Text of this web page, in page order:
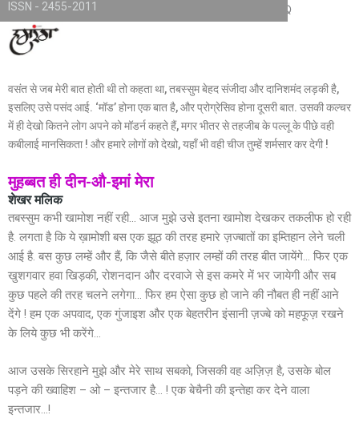
TKjNCP4frpJsub1QbSYMGphQaujBY6Of8-pr1kL7kJQ
ISSN - 2455-2011
वसंत से जब मेरी बात होती थी तो कहता था, तबस्सुम बेहद संजीदा और दानिशमंद लड़की है,
इसलिए उसे पसंद आई. ‘मॉड’ होना एक बात है, और प्रोग्रेसिव होना दूसरी बात. उसकी कल्चर
में ही देखो कितने लोग अपने को मॉडर्न कहते हैं, मगर भीतर से तहजीब के पल्लू के पीछे वही
कबीलाई मानसिकता ! और हमारे लोगों को देखो, यहाँ भी वही चीज तुम्हें शर्मसार कर देगी !
मुहब्बत ही दीन-औ-इमां मेरा
शेखर मलिक
तबस्सुम कभी खामोश नहीं रही… आज मुझे उसे इतना खामोश देखकर तकलीफ हो रही
है. लगता है कि ये ख़ामोशी बस एक झूठ की तरह हमारे ज़ज्बातों का इम्तिहान लेने चली
आई है. बस कुछ लम्हें और हैं, कि जैसे बीते हज़ार लम्हों की तरह बीत जायेंगे… फिर एक
खुशगवार हवा खिड़की, रोशनदान और दरवाजे से इस कमरे में भर जायेगी और सब
कुछ पहले की तरह चलने लगेगा… फिर हम ऐसा कुछ हो जाने की नौबत ही नहीं आने
देंगे ! हम एक अपवाद, एक गुंजाइश और एक बेहतरीन इंसानी ज़ज्बे को महफूज़ रखने
के लिये कुछ भी करेंगे…
आज उसके सिरहाने मुझे और मेरे साथ सबको, जिसकी वह अज़िज़ है, उसके बोल
पड़ने की ख्वाहिश – ओ – इन्तजार है… ! एक बेचैनी की इन्तेहा कर देने वाला
इन्तजार…!